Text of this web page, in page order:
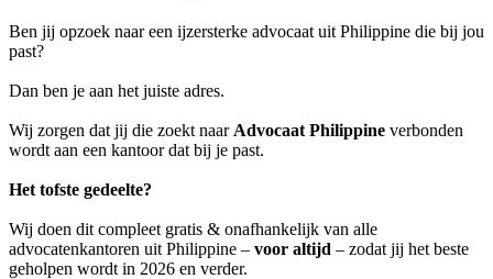
Ben jij opzoek naar een ijzersterke advocaat uit Philippine die bij jou
past?
Dan ben je aan het juiste adres.
Wij zorgen dat jij die zoekt naar Advocaat Philippine verbonden
wordt aan een kantoor dat bij je past.
Het tofste gedeelte?
Wij doen dit compleet gratis & onafhankelijk van alle
advocatenkantoren uit Philippine – voor altijd – zodat jij het beste
geholpen wordt in 2026 en verder.